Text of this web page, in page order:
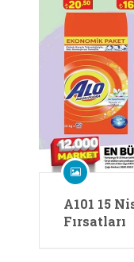
A101 15
Fırsatları